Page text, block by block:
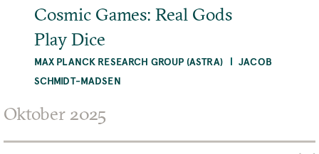
Museum für Naturkunde, Museum für
Deutschland
MEHR
Cosmic Games: Real Gods
Play Dice
MAX PLANCK RESEARCH GROUP (ASTRA)
JACOB
SCHMIDT-MADSEN
JACOB SCHMIDT-MADSEN
Oktober 2025